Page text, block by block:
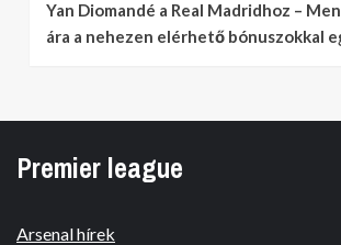
Yan Diomandé a Real Madridhoz –
ára a nehezen elérhető bónuszokkal
Premier league
Arsenal hírek